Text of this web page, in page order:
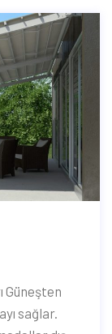
Güneşten
sağlar.